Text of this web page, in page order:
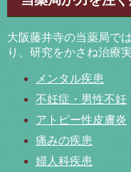
大阪藤井寺の当薬局で
り、研究をかさね治療
メンタル疾患
不妊症・男性不妊
アトピー性皮膚炎
痛みの疾患
婦人科疾患